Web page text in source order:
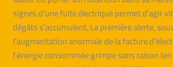
signes d’une fuite électrique permet d’agir
dégâts s’accumulent. La première alerte,
l’augmentation anormale de la facture
l’énergie consommée grimpe sans raison